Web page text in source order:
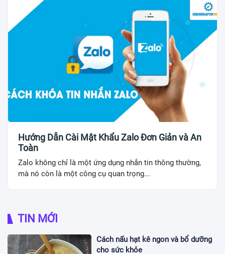
Hướng Dẫn Cài Mật Khẩu Zalo Đơn Giản và An
Toàn
Zalo không chỉ là một ứng dụng nhắn tin thông thường,
mà nó còn là một công cụ quan trọng...
TIN MỚI
Cách nấu hạt kê ngon và bổ dưỡng
cho sức khỏe